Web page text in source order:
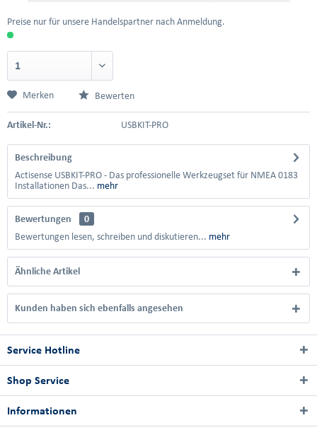
Preise nur für unsere Handelspartner nach Anmeldung.
Merken Bewerten
Artikel-Nr.: USBKIT-PRO
Beschreibung
Actisense USBKIT-PRO - Das professionelle Werkzeugset für NMEA 0183
Installationen Das... mehr
Bewertungen
0
Bewertungen lesen, schreiben und diskutieren... mehr
Ähnliche Artikel
Kunden haben sich ebenfalls angesehen
Service Hotline
Shop Service
Informationen